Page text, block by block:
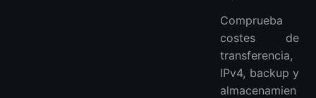
Comprueba
costes de
transferencia,
IPv4, backup y
almacenamien